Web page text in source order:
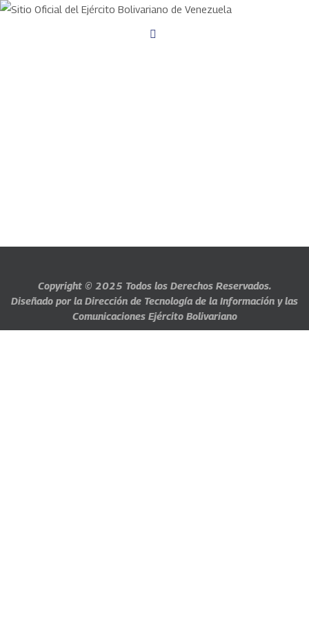
Copyright © 2025 Todos los Derechos Reservados.
Diseñado por la Dirección de Tecnología de la Información y las
Comunicaciones Ejército Bolivariano